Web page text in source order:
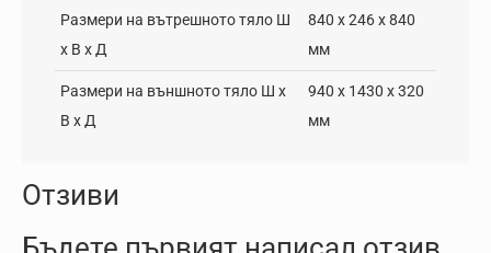
Размери на вътрешното тяло Ш
x В x Д
840 x 246 x 840
мм
Размери на външното тяло Ш x
В x Д
940 x 1430 x 320
мм
Отзиви